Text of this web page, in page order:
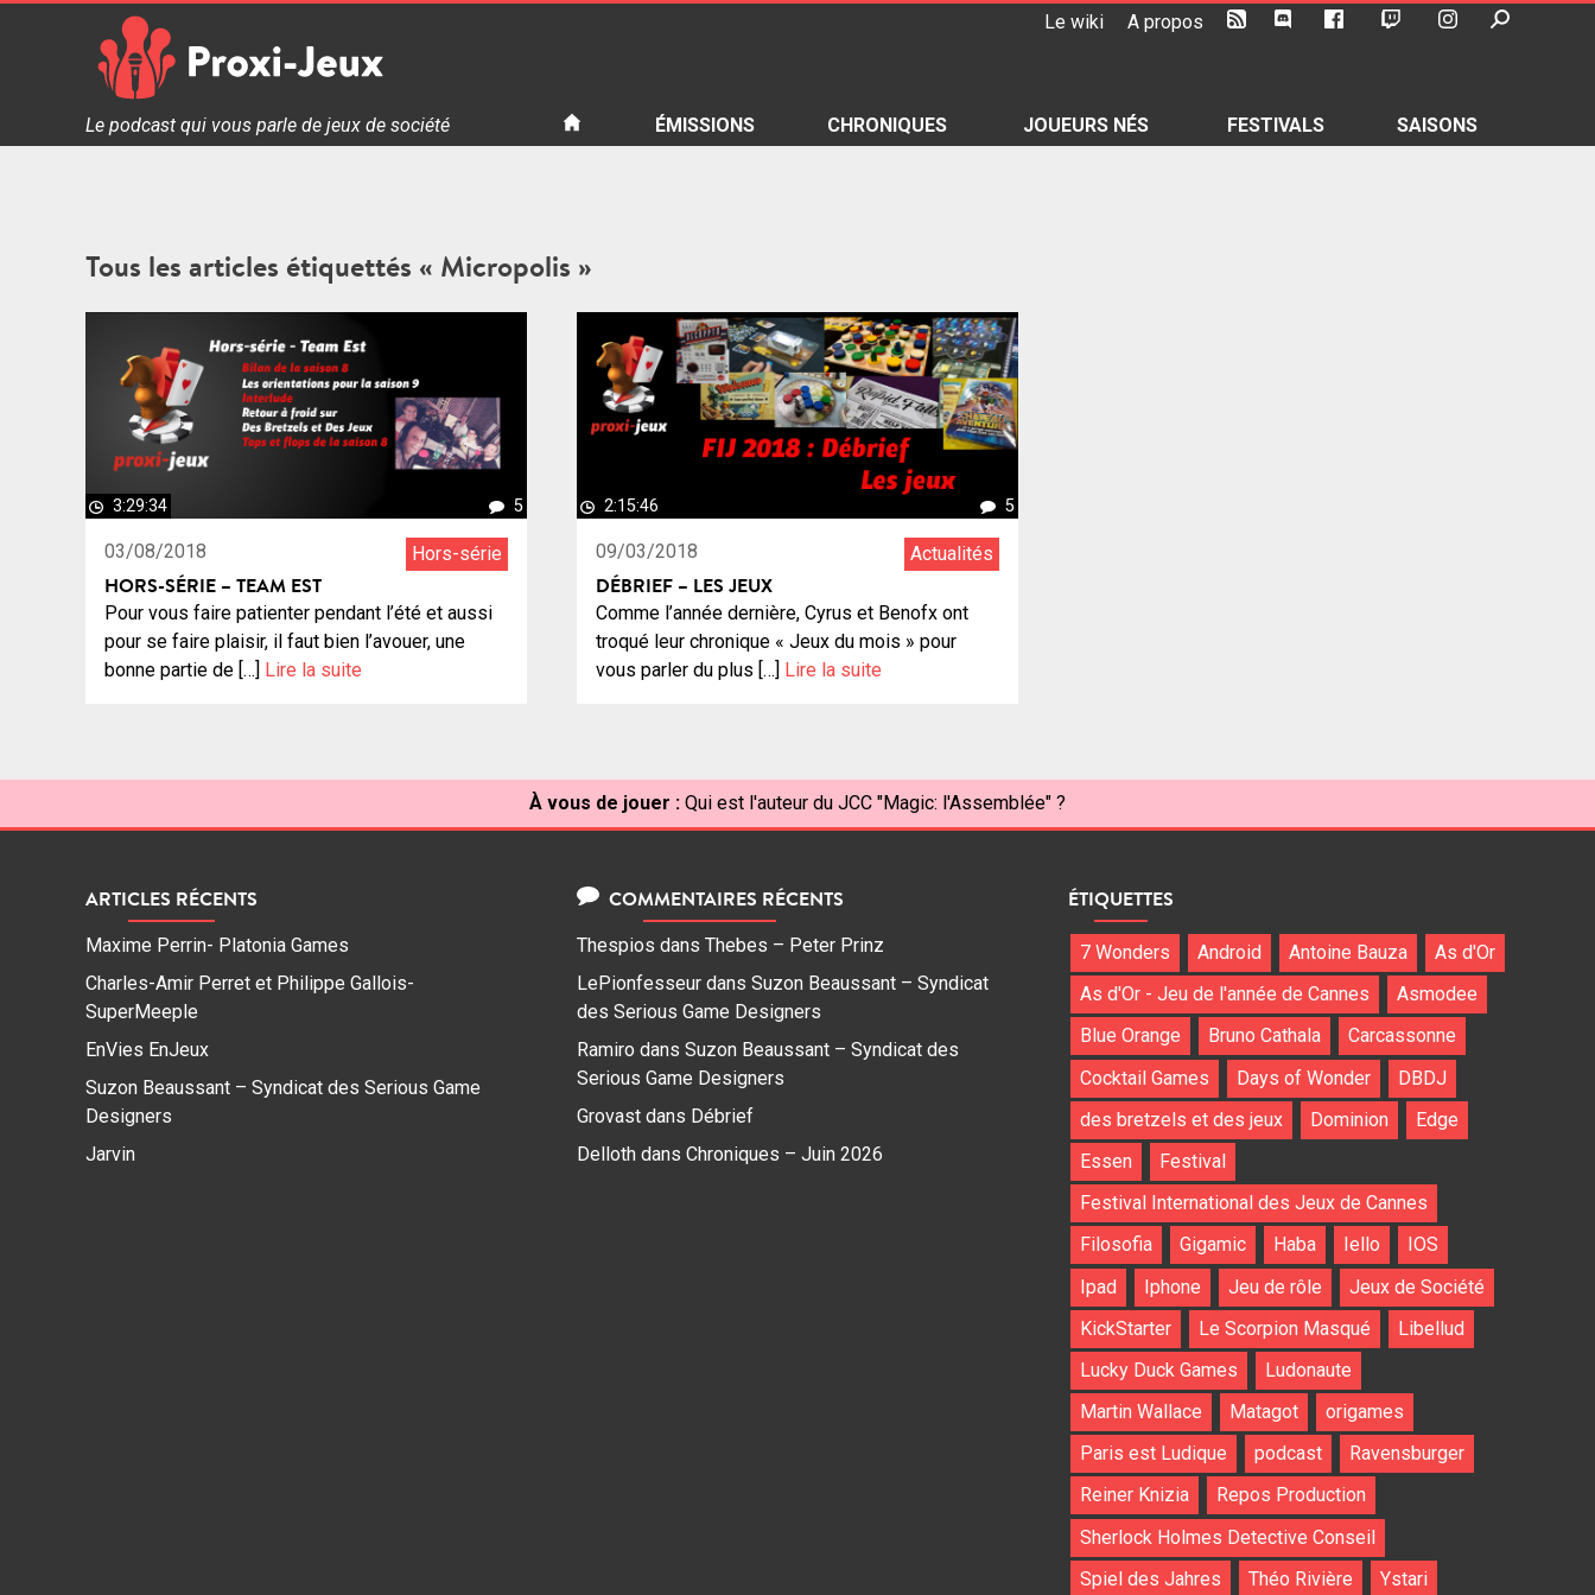
Le wiki A propos
Proxi Jeux - Le podcast qui vous parle de jeux de société
Le podcast qui vous parle de jeux de société ÉMISSIONS CHRONIQUES JOUEURS NÉS FESTIVALS SAISONS
Tous les articles étiquettés « Micropolis »
3:29:34 5
03/08/2018 Hors-série
HORS-SÉRIE – TEAM EST
Pour vous faire patienter pendant l’été et aussi
pour se faire plaisir, il faut bien l’avouer, une
bonne partie de […]
Lire la suite
2:15:46 5
09/03/2018 Actualités
DÉBRIEF – LES JEUX
Comme l’année dernière, Cyrus et Benofx ont
troqué leur chronique « Jeux du mois » pour
vous parler du plus […]
Lire la suite
À vous de jouer : Qui est l'auteur du JCC "Magic: l'Assemblée" ?
ARTICLES RÉCENTS
Maxime Perrin- Platonia Games
Charles-Amir Perret et Philippe Gallois-
SuperMeeple
EnVies EnJeux
Suzon Beaussant – Syndicat des Serious Game
Designers
Jarvin
COMMENTAIRES RÉCENTS
Thespios dans Thebes – Peter Prinz
LePionfesseur dans Suzon Beaussant – Syndicat
des Serious Game Designers
Ramiro dans Suzon Beaussant – Syndicat des
Serious Game Designers
Grovast dans Débrief
Delloth dans Chroniques – Juin 2026
ÉTIQUETTES
7 Wonders Android Antoine Bauza
As d'Or
As d'Or - Jeu de l'année de Cannes
Asmodee
Blue Orange
Bruno Cathala
Carcassonne
Cocktail Games
Days of Wonder
DBDJ
des bretzels et des jeux
Dominion
Edge
Essen
Festival
Festival International des Jeux de Cannes
Filosofia
Gigamic Haba Iello
IOS
Ipad
Iphone Jeu de rôle
Jeux de Société
KickStarter
Le Scorpion Masqué
Libellud
Lucky Duck Games
Ludonaute
Martin Wallace
Matagot
origames
Paris est Ludique
podcast
Ravensburger
Reiner Knizia
Repos Production
Sherlock Holmes Detective Conseil
Spiel des Jahres
Théo Rivière Ystari